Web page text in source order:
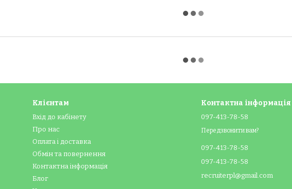
Клієнтам
Вхід до кабінету
Про нас
Оплата і доставка
Обмін та повернення
Контактна інформація
Блог
Контактна інформація
097-413-78-58
Передзвонити вам?
097-413-78-58
097-413-78-58
recruiterpl@gmail.com